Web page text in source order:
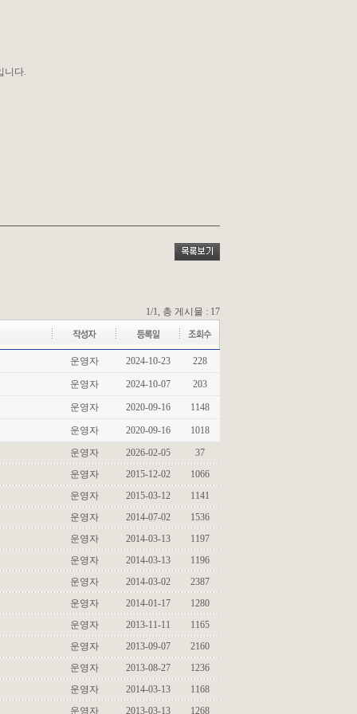
니다.
1/1, 총 게시물 : 17
운영자 2024-10-23 228
운영자 2024-10-07 203
운영자 2020-09-16 1148
운영자 2020-09-16
1018
운영자
2026-02-05
37
운영자
2015-12-02
1066
운영자
2015-03-12
1141
운영자
2014-07-02
1536
운영자
2014-03-13
1197
운영자
2014-03-13
1196
운영자
2014-03-02
2387
운영자
2014-01-17
1280
운영자
2013-11-11
1165
운영자
2013-09-07
2160
운영자
2013-08-27
1236
운영자
2014-03-13
1168
운영자
2013-03-13 1268